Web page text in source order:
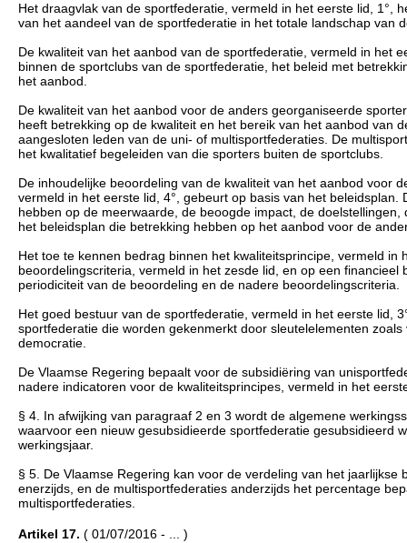
Het draagvlak van de sportfederatie, vermeld in het eerste lid, 1°,
van het aandeel van de sportfederatie in het totale landschap van
De kwaliteit van het aanbod van de sportfederatie, vermeld in het
binnen de sportclubs van de sportfederatie, het beleid met
het aanbod.
De kwaliteit van het aanbod voor de anders georganiseerde
heeft betrekking op de kwaliteit en het bereik van het aanbod van
aangesloten leden van de uni- of multisportfederaties. De
het kwalitatief begeleiden van die sporters buiten de sportclubs.
De inhoudelijke beoordeling van de kwaliteit van het aanbod voor
vermeld in het eerste lid, 4°, gebeurt op basis van het
hebben op de meerwaarde, de beoogde impact, de
het beleidsplan die betrekking hebben op het aanbod voor de
Het toe te kennen bedrag binnen het kwaliteitsprincipe, vermeld
beoordelingscriteria, vermeld in het zesde lid, en op een
periodiciteit van de beoordeling en de nadere beoordelingscriteria.
Het goed bestuur van de sportfederatie, vermeld in het eerste lid,
sportfederatie die worden gekenmerkt door sleutelelementen
democratie.
De Vlaamse Regering bepaalt voor de subsidiëring van
nadere indicatoren voor de kwaliteitsprincipes, vermeld in het
§ 4. In afwijking van paragraaf 2 en 3 wordt de algemene
waarvoor een nieuw gesubsidieerde sportfederatie gesubsidieerd
werkingsjaar.
§ 5. De Vlaamse Regering kan voor de verdeling van het
enerzijds, en de multisportfederaties anderzijds het percentage
multisportfederaties.
Artikel 17. ( 01/07/2016 - ... )